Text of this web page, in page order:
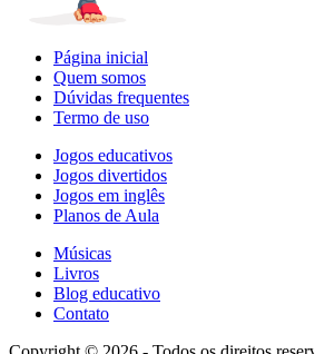
Página inicial
Quem somos
Dúvidas frequentes
Termo de uso
Jogos educativos
Jogos divertidos
Jogos em inglês
Planos de Aula
Músicas
Livros
Blog educativo
Contato